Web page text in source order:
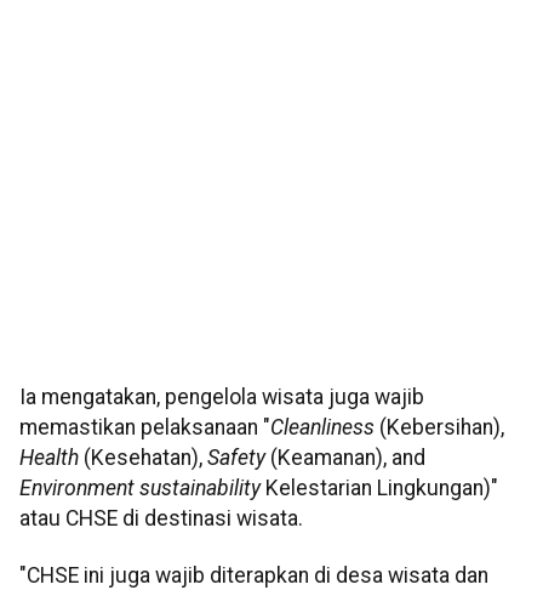
Ia mengatakan, pengelola wisata juga wajib
memastikan pelaksanaan "Cleanliness (Kebersihan),
Health (Kesehatan), Safety(Keamanan), and
Environment sustainabilityKelestarian Lingkungan)"
atau CHSE di destinasi wisata.
"CHSE ini juga wajib diterapkan di desa wisata dan